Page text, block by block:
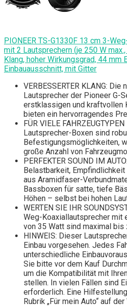
PIONEER TS-G1330F 13 cm 3-
mit 2 Lautsprechern (je 250 W
Klang, hoher Wirkungsgrad, 44 mm
Einbauausschnitt, mit Gitter
VERBESSERTER KLANG: Die
Lautsprecher der Pioneer G-
erstklassigen und kraftvollen
bieten ein hervorragendes
FÜR VIELE
Lautsprecher-Boxen sind
Befestigungsmöglichkeiten,
große Anzahl von
PERFEKTER SOUND IM
Belastbarkeit,
aus Aramidfaser-
Bassboxen für satte, tiefe
Höhen – selbst bei hohen
WERTEN SIE IHR
Weg-Koaxiallautsprecher mit
von 35 Watt sind maximal
HINWEIS: Dieser
Einbau vorgesehen. Jedes
unterschiedliche
Sie bitte vor dem Kauf
um die Kompatibilität mit
stellen. In vielen Fällen sind
erforderlich. Eine
Rubrik „Für mein Auto“ auf